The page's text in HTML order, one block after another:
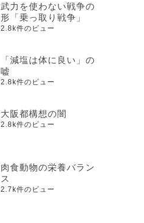
武力を使わない戦争の
形「乗っ取り戦争」
2.8k件のビュー
「減塩は体に良い」の
嘘
2.8k件のビュー
大阪都構想の闇
2.8k件のビュー
肉食動物の栄養バラン
ス
2.7k件のビュー